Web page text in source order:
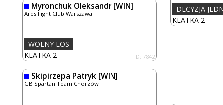
Myronchuk Oleksandr [WIN]
Ares Fight Club Warszawa
KLATKA 2 ID: 7842
WOLNY LOS
Skipirzepa Patryk [WIN]
GB Spartan Team Chorzów
KLATKA 2
DECYZJA